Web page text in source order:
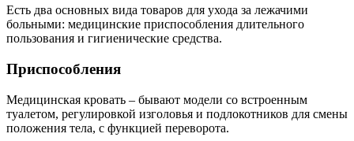
Есть два основных вида товаров для ухода за лежачими
больными: медицинские приспособления длительного
пользования и гигиенические средства.
Приспособления
Медицинская кровать – бывают модели со встроенным
туалетом, регулировкой изголовья и подлокотников для смены
положения тела, с функцией переворота.